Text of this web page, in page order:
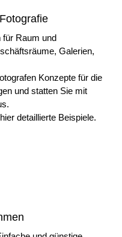
für Raum und
Galerien,
Konzepte für die
und statten Sie mit
detaillierte Beispiele.